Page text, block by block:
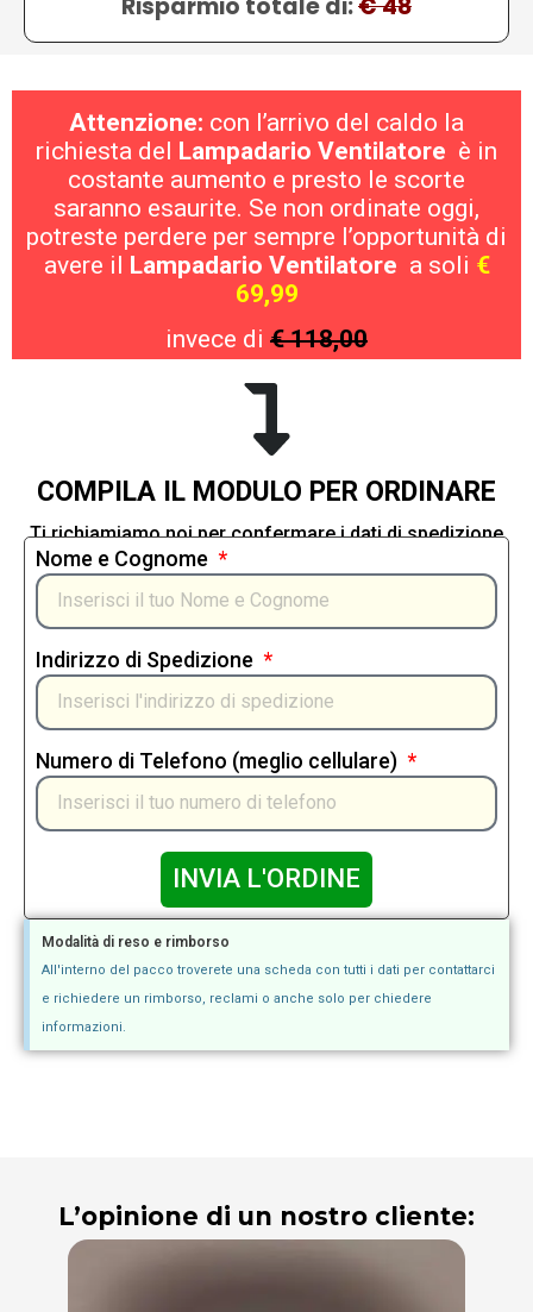
Risparmio totale di:€ 48
Attenzione: con l’arrivo del caldo la
richiesta del Lampadario Ventilatore è in
costante aumento e presto le scorte
saranno esaurite. Se non ordinate oggi,
potreste perdere per sempre l’opportunità di
avere il Lampadario Ventilatore a soli €
69,99
invece di € 118,00
COMPILA IL MODULO PER ORDINARE
Ti richiamiamo noi per confermare i dati di spedizione
Nome e Cognome
Indirizzo di Spedizione
Numero di Telefono (meglio cellulare)
INVIA L'ORDINE
Modalità di reso e rimborso
All'interno del pacco troverete una scheda con tutti i dati per contattarci
e richiedere un rimborso, reclami o anche solo per chiedere
informazioni.
L’opinione di un nostro cliente: